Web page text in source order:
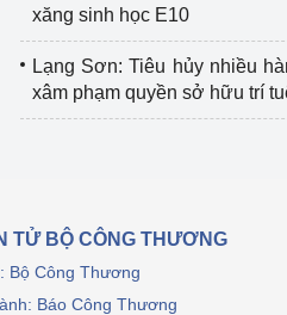
xăng sinh học E10
Lạng Sơn: Tiêu hủy nhiều
xâm phạm quyền sở hữu trí
TỬ BỘ CÔNG THƯƠNG
Bộ Công Thương
Báo Công Thương